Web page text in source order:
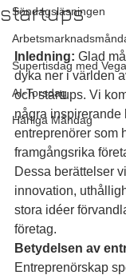
Söndagsläsningen
Supertisdag med Vega
AI-Torsdag
Härliga Måndag
startups
Inledning: Glad
dyka ner i världen
och startups. Vi
några inspirerande
entreprenörer som
framgångsrika
Dessa berättelser
innovation,
stora idéer
företag.
Betydelsen av
Entreprenörskap